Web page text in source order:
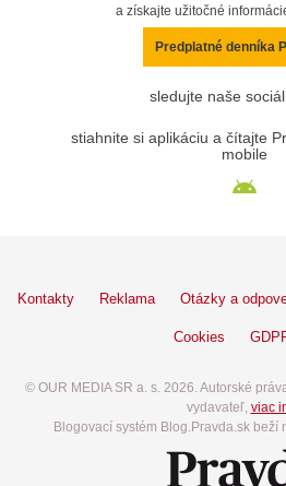
a získajte užitočné
Predplatné denníka
sledujte naše
stiahnite si aplikáciu a čítajte
mobile
Kontakty Reklama Otázky a
Cookies
© OUR MEDIA SR a. s. 2026. Autorské
vydavateľ, viac
Blogovací systém Blog.Pravda.sk beží